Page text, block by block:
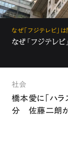
なぜ「フジテレビ」
なぜ「フジテレ
社会
橋本愛に「ハ
分 佐藤二朗が